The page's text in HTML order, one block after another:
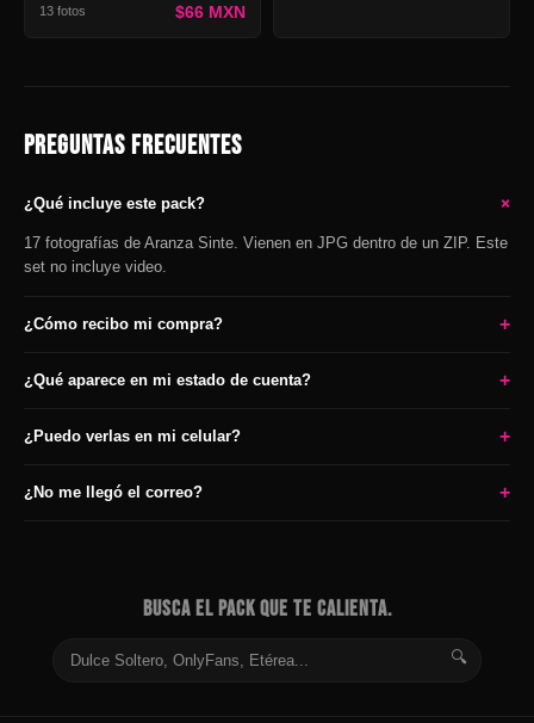
13 fotos $66 MXN
PREGUNTAS FRECUENTES
¿Qué incluye este pack? +
17 fotografías de Aranza Sinte. Vienen en JPG dentro de un ZIP. Este
set no incluye video.
¿Cómo recibo mi compra? +
¿Qué aparece en mi estado de cuenta? +
¿Puedo verlas en mi celular? +
¿No me llegó el correo? +
BUSCA EL PACK QUE TE CALIENTA.
🔍